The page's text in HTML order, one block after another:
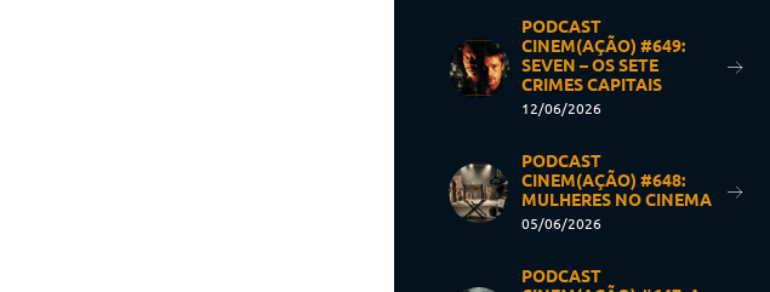
PODCAST
CINEM(AÇÃO) #649:
SEVEN – OS SETE
CRIMES CAPITAIS
12/06/2026
PODCAST
CINEM(AÇÃO) #648:
MULHERES NO CINEMA
05/06/2026
PODCAST